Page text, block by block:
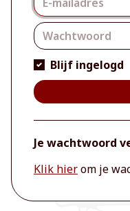
Blijf ingelogd
Je wachtwoord
Klik hierom je